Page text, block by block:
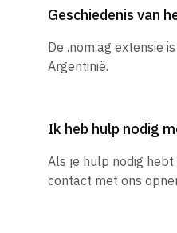
Geschiedenis van
De .nom.ag extensie
Argentinië.
Ik heb hulp nodig
Als je hulp nodig
contact met ons